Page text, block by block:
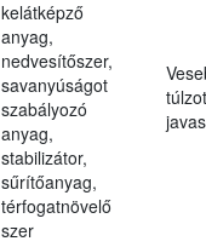
kelátképző
anyag,
nedvesítőszer,
savanyúságot
szabályozó
anyag,
stabilizátor,
sűrítőanyag,
térfogatnövelő
szer